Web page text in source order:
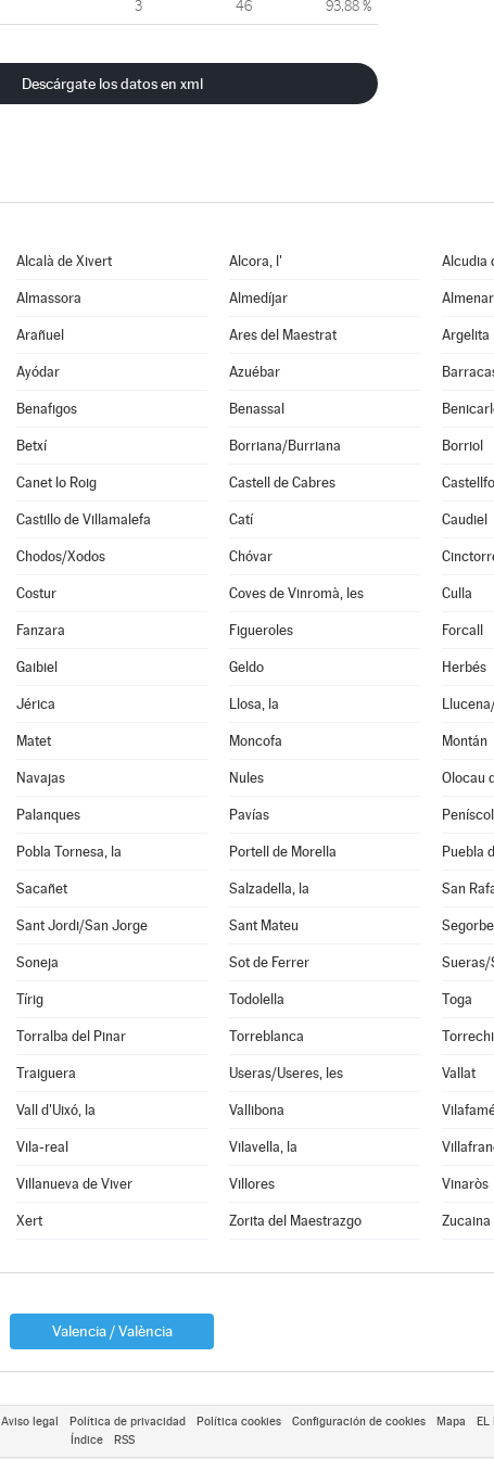
3 46 93,88 %
Descárgate los datos en xml
Alcalà de Xivert Alcora, l' Alcudia
Almassora Almedíjar
Arañuel Ares del Maestrat Argelita
Ayódar Azuébar
Benafigos Benassal
Betxí Borriana/Burriana Borriol
Canet lo Roig Castell de Cabres
Castillo de Villamalefa Catí Caudiel
Chodos/Xodos Chóvar
Costur Coves de Vinromà, les Culla
Fanzara Figueroles Forcall
Gaibiel Geldo Herbés
Jérica Llosa, la
Matet Moncofa Montán
Navajas Nules Olocau
Palanques Pavías
Pobla Tornesa, la Portell de Morella Puebla
Sacañet Salzadella, la San
Sant Jordi/San Jorge Sant Mateu Segorbe
Soneja Sot de Ferrer Sueras/
Tírig Todolella Toga
Torralba del Pinar Torreblanca
Traiguera Useras/Useres, les Vallat
Vall d'Uixó, la Vallibona
Vila-real Vilavella, la
Villanueva de Viver Villores Vinaròs
Xert Zorita del Maestrazgo Zucaina
Valencia / València
Aviso legal Política de privacidad Política cookies Configuración de cookies Mapa
EL
Índice
RSS